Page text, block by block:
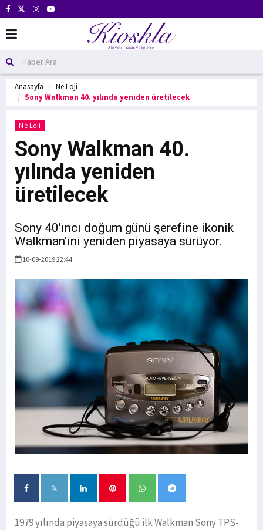
Anasayfa
Ne Loji
Sony Walkman 40. yılında yeniden üretilecek
Ne Loji
Sony Walkman 40.
yılında yeniden
üretilecek
Sony 40'ıncı doğum günü şerefine ikonik
Walkman'ini yeniden piyasaya sürüyor.
10-09-2019 22:44
1979 yılında piyasaya sürdüğü ilk Walkman Sony TPS-